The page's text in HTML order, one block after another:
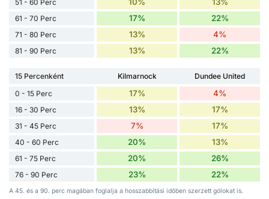
51 - 60 Perc
61 - 70 Perc 17% 22%
71 - 80 Perc 13% 4%
81 - 90 Perc 13% 22%
15 Percenként Kilmarnock
Dundee United
0 - 15 Perc
17% 4%
16 - 30 Perc 13% 17%
31 - 45 Perc 7% 17%
40 - 60 Perc 20% 13%
61 - 75 Perc 20% 26%
76 - 90 Perc 23% 22%
A 45. és a 90. perc magában foglalja a hosszabbítási időben szerzett gólokat is.